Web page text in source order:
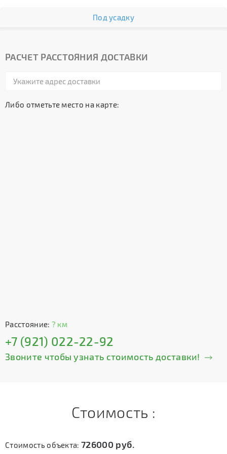
Под усадку
РАСЧЕТ РАССТОЯНИЯ ДОСТАВКИ
Либо отметьте место на карте:
Расстояние: ? км
+7 (921) 022-22-92
Звоните чтобы узнать стоимость доставки!
Стоимость :
Стоимость объекта:726000 руб.